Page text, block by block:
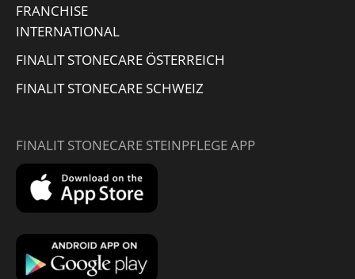
FRANCHISE
INTERNATIONAL
FINALIT STONECARE ÖSTERREICH
FINALIT STONECARE SCHWEIZ
FINALIT STONECARE STEINPFLEGE APP